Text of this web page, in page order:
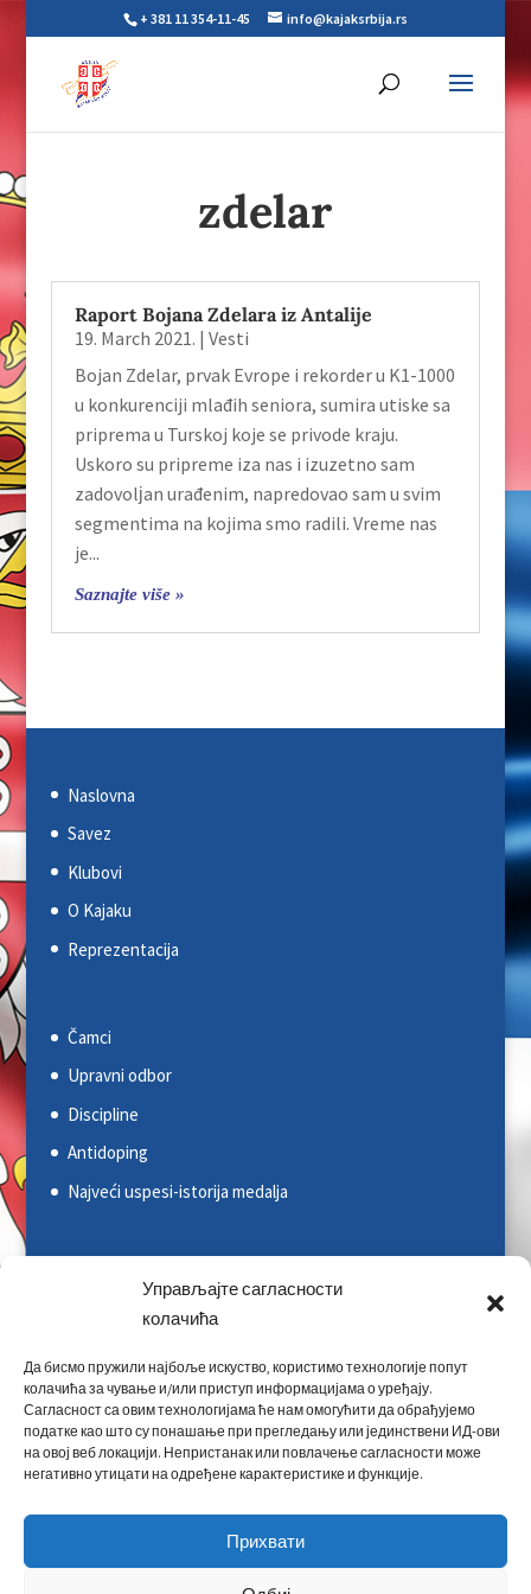
Управљајте сагласности
колачића
Да бисмо пружили најбоље искуство, користимо технологије попут
колачића за чување и/или приступ информацијама о уређају.
Сагласност са овим технологијама ће нам омогућити да обрађујемо
податке као што су понашање при прегледању или јединствени ИД-ови
на овој веб локацији. Непристанак или повлачење сагласности може
негативно утицати на одређене карактеристике и функције.
Прихвати
+ 381 11 354-11-45 info@kajaksrbija.rs
zdelar
Raport Bojana Zdelara iz Antalije
19. March 2021. | Vesti
Bojan Zdelar, prvak Evrope i rekorder u K1-1000
u konkurenciji mlađih seniora, sumira utiske sa
priprema u Turskoj koje se privode kraju.
Uskoro su pripreme iza nas i izuzetno sam
zadovolјan urađenim, napredovao sam u svim
segmentima na kojima smo radili. Vreme nas
je...
Saznajte više »
Naslovna
Savez
Klubovi
O Kajaku
Reprezentacija
Čamci
Upravni odbor
Discipline
Antidoping
Najveći uspesi-istorija medalja
Svetska kajakaška federacija (ICF)
Evropska kajakaška asocijacija (ECA)
Rezultati na nacionalnim takmičenjima
Rezultati na međunarodnim takmičenjima
Kontakt